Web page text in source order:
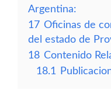
Argentina:
17 Oficinas de
del estado de
18 Contenido
18.1